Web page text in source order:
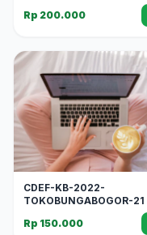
Rp 200.000
CDEF-KB-2022-
TOKOBUNGABOGOR-21
Rp 150.000